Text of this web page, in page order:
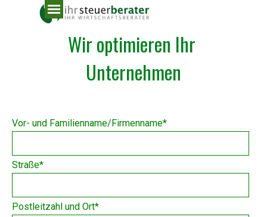
Direkt zum Seiteninhalt
Wir optimieren Ihr
Unternehmen
Menü überspringen
Vor- und Familienname/Firmenname*
Straße*
Postleitzahl und Ort*